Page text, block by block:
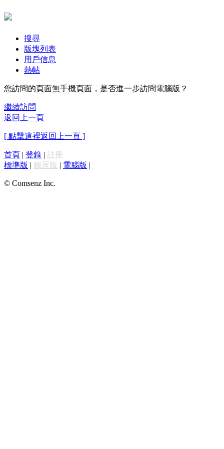
搜尋
版塊列表
用戶信息
熱帖
您訪問的頁面無手機頁面，是否進一步訪問電腦版？
繼續訪問
返回上一頁
[ 點擊這裡返回上一頁 ]
首頁 | 登錄 | 註冊
標準版 | 觸屏版 | 電腦版 |
© Comsenz Inc.